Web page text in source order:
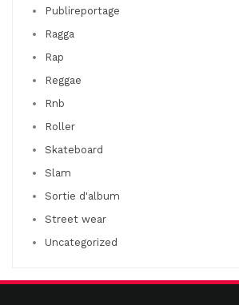
Publireportage
Ragga
Rap
Reggae
Rnb
Roller
Skateboard
Slam
Sortie d'album
Street wear
Uncategorized